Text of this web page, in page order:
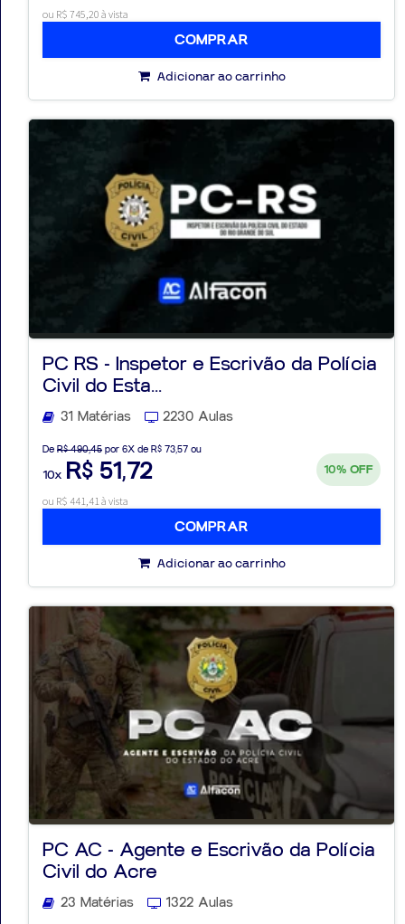
ou R$ 745,20 à vista
COMPRAR
Adicionar ao carrinho
PC RS - Inspetor e Escrivão da Polícia
Civil do Esta...
31 Matérias 2230 Aulas
De R$ 490,45 por 6X de R$ 73,57 ou
10x R$ 51,72 10% OFF
ou R$ 441,41 à vista
COMPRAR
Adicionar ao carrinho
PC AC - Agente e Escrivão da Polícia
Civil do Acre
23 Matérias 1322 Aulas